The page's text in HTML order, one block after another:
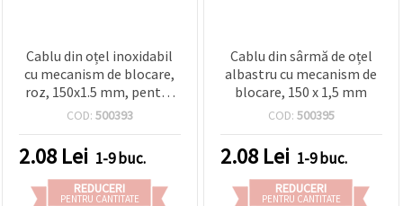
Cablu din oțel inoxidabil
cu mecanism de blocare,
roz, 150x1.5 mm, pentru
hobby & craft
COD: 500393
2.08 Lei 1-9 buc.
REDUCERI
PENTRU CANTITATE
Cablu din sârmă de oțel
albastru cu mecanism de
blocare, 150 x 1,5 mm
COD: 500395
2.08 Lei 1-9 buc.
REDUCERI
PENTRU CANTITATE